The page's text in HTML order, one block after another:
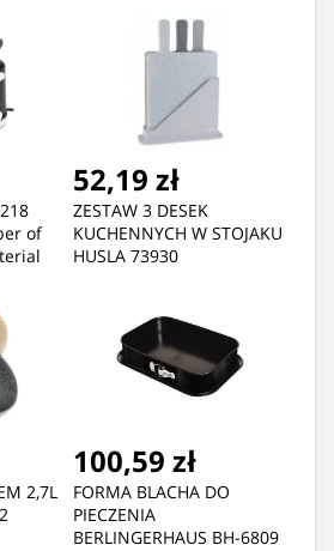
of
52,19 zł
ZESTAW 3 DESEK
KUCHENNYCH W STOJAKU
HUSLA 73930
2,7L
100,59 zł
FORMA BLACHA DO
PIECZENIA
BERLINGERHAUS BH-6809